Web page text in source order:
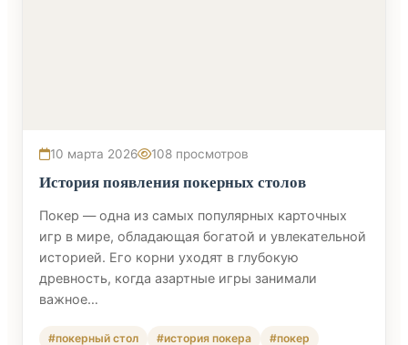
10 марта 2026 108 просмотров
История появления покерных столов
Покер — одна из самых популярных карточных
игр в мире, обладающая богатой и увлекательной
историей. Его корни уходят в глубокую
древность, когда азартные игры занимали
важное…
#покерный стол #история покера #покер